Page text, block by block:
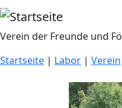
Direkt zum Inhalt
Verein der Freunde und
Startseite | Labor | Verein